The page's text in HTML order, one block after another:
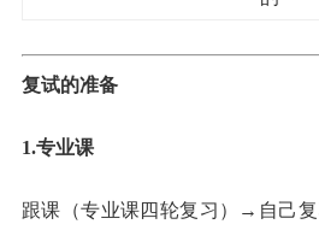
复试的准备
1.专业课
跟课（专业课四轮复习）→自己